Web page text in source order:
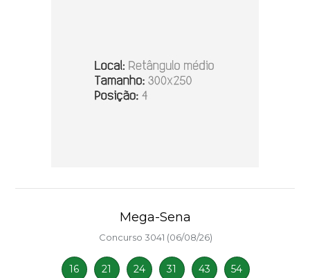
Mega-Sena
Concurso 3041 (06/08/26)
16 21 24 31 43 54